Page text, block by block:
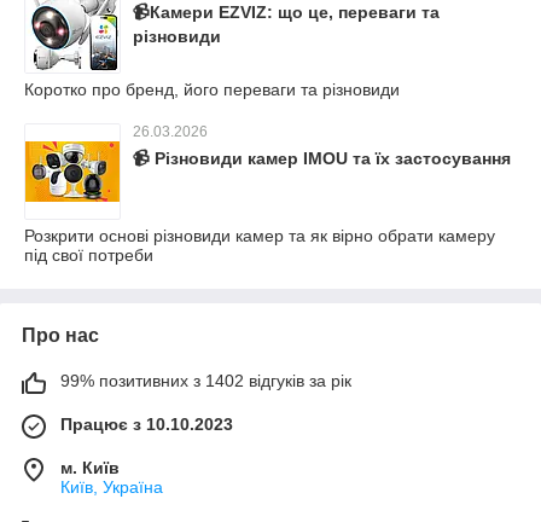
​​​​​​​📹Камери EZVIZ: що це, переваги та
різновиди
Коротко про бренд, його переваги та різновиди
26.03.2026
📹 Різновиди камер IMOU та їх застосування
Розкрити основі різновиди камер та як вірно обрати камеру
під свої потреби
Про нас
99% позитивних з 1402 відгуків за рік
Працює з 10.10.2023
м. Київ
Київ, Україна